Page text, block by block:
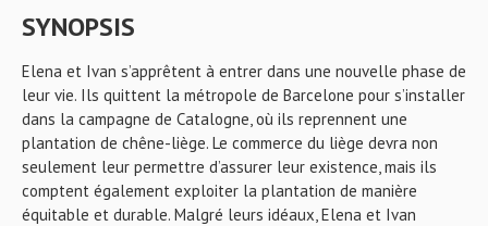
SYNOPSIS
Elena et Ivan s’apprêtent à entrer dans une nouvelle phase de
leur vie. Ils quittent la métropole de Barcelone pour s’installer
dans la campagne de Catalogne, où ils reprennent une
plantation de chêne-liège. Le commerce du liège devra non
seulement leur permettre d’assurer leur existence, mais ils
comptent également exploiter la plantation de manière
équitable et durable. Malgré leurs idéaux, Elena et Ivan